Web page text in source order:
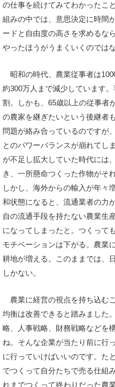
の仕事を続けてみてわかったこ
組みの中では、意思決定に時間
ードと自由度の高さを求めるな
やったほうがうまくいくのでは
昭和の時代、農業従事者は
約300万人まで減少しています
割。しかも、65歳以上の従事者
の農家を継ぎたいという後継
問題が絡み合っているのですが
とのパワーバランスが崩れてし
が不足し拡大していた時代には
き、一所懸命つくった作物がそ
しかし、海外からの輸入が年々
和状態になると、流通業者の力
自の流通手段を持たない農業生
になってしまったと。つくって
モチベーションは下がる。農業
耕地が増える。このままでは、
しかない。
農業に経営の視点を持ち込む
均衡は改善できると踏みました
略、人事戦略、財務戦略などを
ね。そんな企業が当たり前に行
に行っていけばいいのです。た
でつくって自分たちで売る仕組
れまでつくって終わりだった農